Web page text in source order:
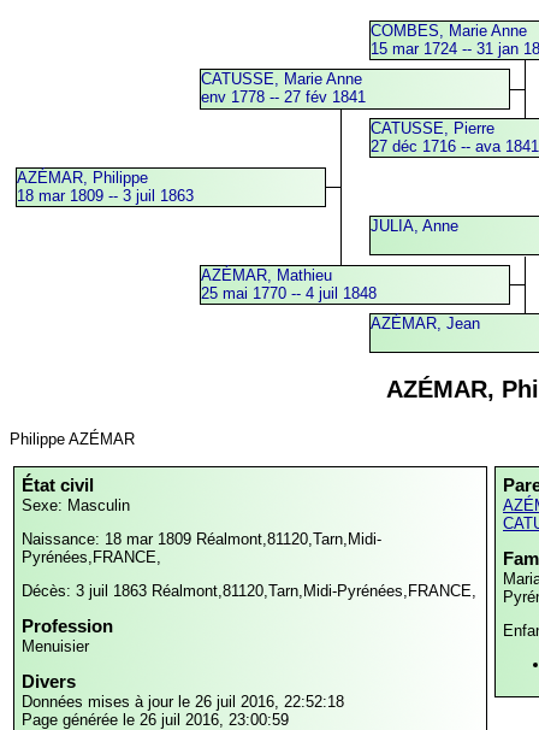
AZÉMAR, Philippe
18 mar 1809 -- 3 juil 1863
CATUSSE, Marie Anne
env 1778 -- 27 fév 1841
COMBES, Marie Anne
15 mar 1724 -- 31 jan
CATUSSE, Pierre
27 déc 1716 -- ava 1841
AZÉMAR, Mathieu
25 mai 1770 -- 4 juil 1848
JULIA, Anne
AZÉMAR, Jean
AZÉMAR,
Philippe AZÉMAR
État civil
Sexe: Masculin
Naissance: 18 mar 1809 Réalmont,81120,Tarn,Midi-
Pyrénées,FRANCE,
Décès: 3 juil 1863 Réalmont,81120,Tarn,Midi-Pyrénées,FRANCE,
Profession
Menuisier
Divers
Données mises à jour le 26 juil 2016, 22:52:18
Page générée le 26 juil 2016, 23:00:59